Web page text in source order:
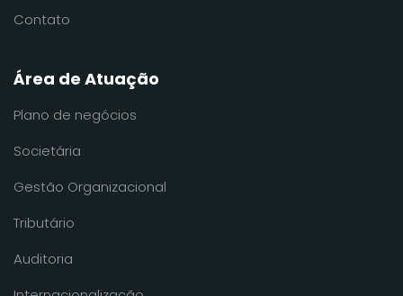
Contato
Área de Atuação
Plano de negócios
Societária
Gestão Organizacional
Tributário
Auditoria